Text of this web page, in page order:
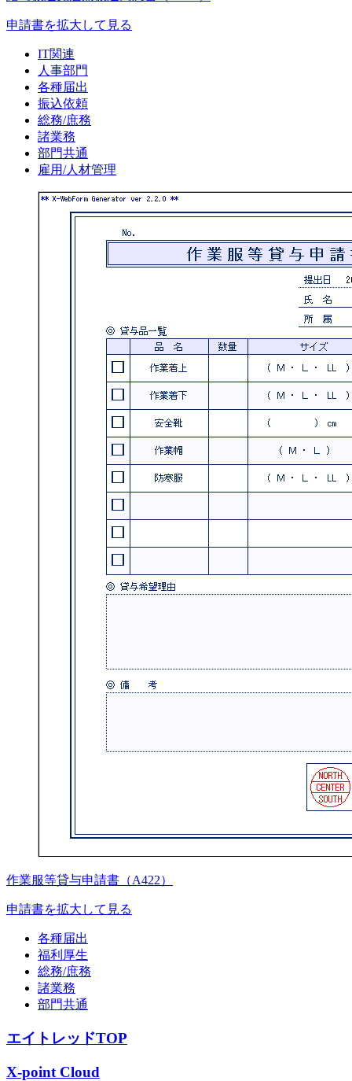
申請書を拡大して見る
IT関連
人事部門
各種届出
振込依頼
総務/庶務
諸業務
部門共通
雇用/人材管理
作業服等貸与申請書（A422）
申請書を拡大して見る
各種届出
福利厚生
総務/庶務
諸業務
部門共通
エイトレッドTOP
X-point Cloud